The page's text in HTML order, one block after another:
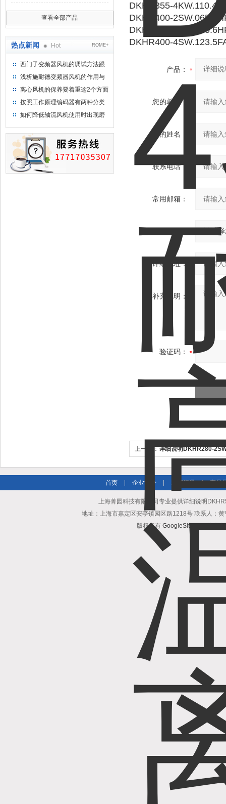
查看全部产品
热点新闻 Hot ROME+
西门子变频器风机的调试方法跟
步骤
浅析施耐德变频器风机的作用与
意义所在
离心风机的保养要着重这2个方面
按照工作原理编码器有两种分类
如何降低轴流风机使用时出现磨
DKHR355-
DKHR400-
DKHR400-
DKHR400-
产品：
您的单位：
您的姓名：
联系电话：
常用邮箱：
详细地址：
补充说明：
验证码：
上一个：详细说明DKHR280-
首页 企业简介 新闻资讯 | 产品
上海菁园科技有限公司专业提供详细说明
地址：上海市嘉定区安亭镇园区路1218号 联系人：
版权所有 GoogleSitemap